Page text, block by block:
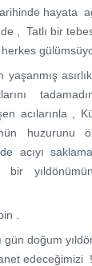
hayata
, Tatlı bir
yaşanmış
acılarınla ,
huzurunu
acıyı
bir
.
gün doğum
edeceğimizi !